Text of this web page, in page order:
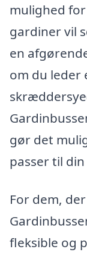
mulighed
gardiner vil
en
om du leder
gør det
passer til
For dem,
fleksible og